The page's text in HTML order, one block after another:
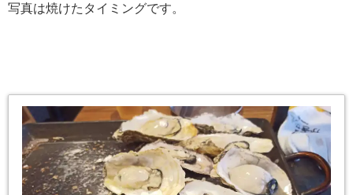
写真は焼けたタイミングです。